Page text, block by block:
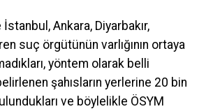
Ankara, Diyarbakır,
suç örgütünün varlığının ortaya
yöntem olarak belli
şahısların yerlerine 20 bin
ve böylelikle ÖSYM